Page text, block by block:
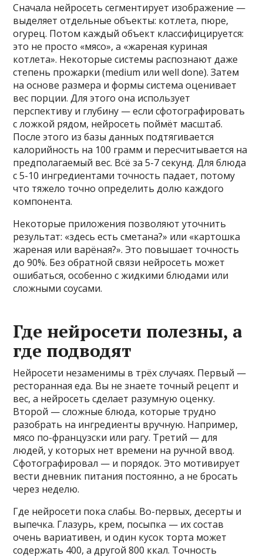
Сначала нейросеть сегментирует изображение —
выделяет отдельные объекты: котлета, пюре,
огурец. Потом каждый объект классифицируется:
это не просто «мясо», а «жареная куриная
котлета». Некоторые системы распознают даже
степень прожарки (medium или well done). Затем
на основе размера и формы система оценивает
вес порции. Для этого она использует
перспективу и глубину — если сфотографировать
с ложкой рядом, нейросеть поймёт масштаб.
После этого из базы данных подтягивается
калорийность на 100 грамм и пересчитывается на
предполагаемый вес. Всё за 5-7 секунд. Для блюда
с 5-10 ингредиентами точность падает, потому
что тяжело точно определить долю каждого
компонента.
Некоторые приложения позволяют уточнить
результат: «здесь есть сметана?» или «картошка
жареная или варёная?». Это повышает точность
до 90%. Без обратной связи нейросеть может
ошибаться, особенно с жидкими блюдами или
сложными соусами.
Где нейросети полезны, а
где подводят
Нейросети незаменимы в трёх случаях. Первый —
ресторанная еда. Вы не знаете точный рецепт и
вес, а нейросеть сделает разумную оценку.
Второй — сложные блюда, которые трудно
разобрать на ингредиенты вручную. Например,
мясо по-французски или рагу. Третий — для
людей, у которых нет времени на ручной ввод.
Сфотографировал — и порядок. Это мотивирует
вести дневник питания постоянно, а не бросать
через неделю.
Где нейросети пока слабы. Во-первых, десерты и
выпечка. Глазурь, крем, посыпка — их состав
очень вариативен, и один кусок торта может
содержать 400, а другой 800 ккал. Точность